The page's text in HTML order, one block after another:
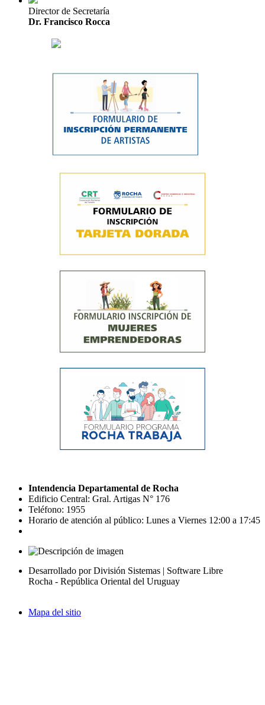
Director de Secretaría
Dr. Francisco Rocca
Intendencia Departamental de Rocha
Edificio Central: Gral. Artigas N° 176
Teléfono: 1955
Horario de atención al público: Lunes a Viernes 12:00 a 17:45
Desarrollado por División Sistemas | Software Libre
Rocha - República Oriental del Uruguay
Mapa del sitio